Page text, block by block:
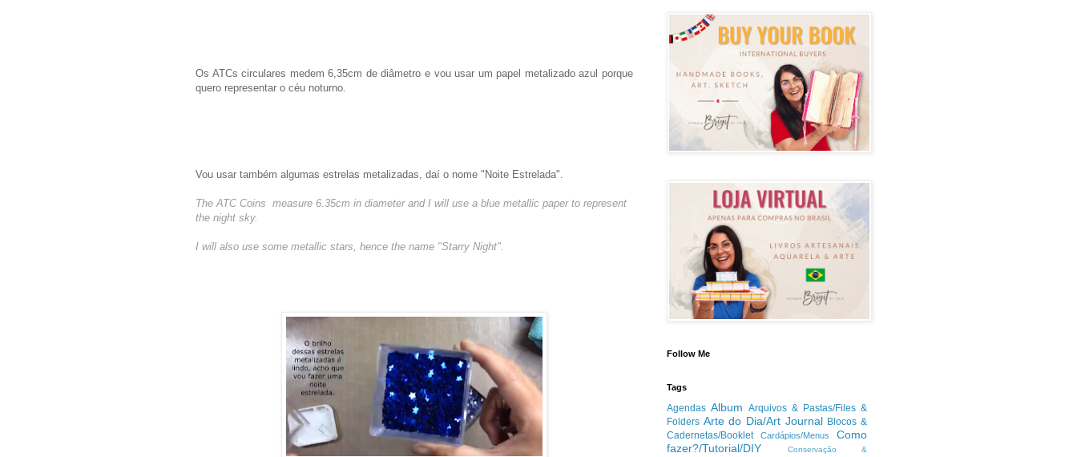
Os ATCs circulares medem 6,35cm de diâmetro e vou usar um papel metalizado azul porque
quero representar o céu noturno.
Vou usar também algumas estrelas metalizadas, daí o nome "Noite Estrelada".
The ATC Coins measure 6.35cm in diameter and I will use a blue metallic paper to represent
the night sky.
I will also use some metallic stars, hence the name "Starry Night".
Follow Me
Tags
Agendas Album Arquivos & Pastas/Files &
Folders Arte do Dia/Art Journal Blocos &
Cadernetas/Booklet
Cardápios/Menus
Como
fazer?/Tutorial/DIY
Conservação &